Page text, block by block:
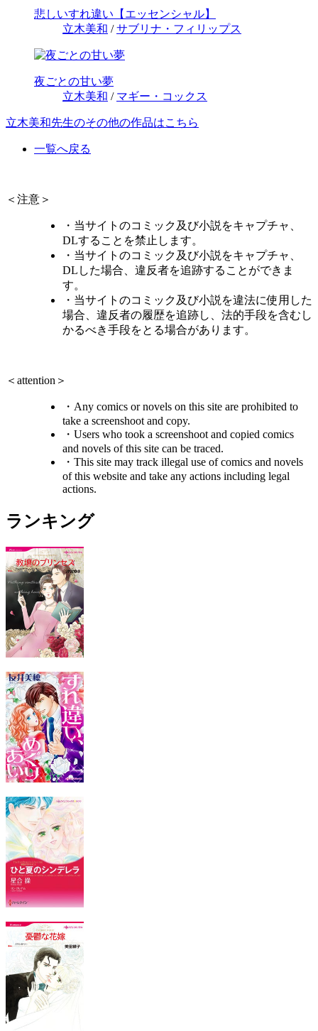
悲しいすれ違い【エッセンシャル】
立木美和 /サブリナ・フィリップス
夜ごとの甘い夢
立木美和 / マギー・コックス
立木美和先生のその他の作品はこちら
一覧へ戻る
＜注意＞
・当サイトのコミック及び小説をキャプチャ、
DLすることを禁止します。
・当サイトのコミック及び小説をキャプチャ、
DLした場合、違反者を追跡することができま
す。
・当サイトのコミック及び小説を違法に使用した
場合、違反者の履歴を追跡し、法的手段を含むし
かるべき手段をとる場合があります。
＜attention＞
・Any comics or novels on this site are prohibited to
take a screenshoot and copy.
・Users who took a screenshoot and copied comics
and novels of this site can be traced.
・This site may track illegal use of comics and novels
of this website and take any actions including legal
actions.
ランキング